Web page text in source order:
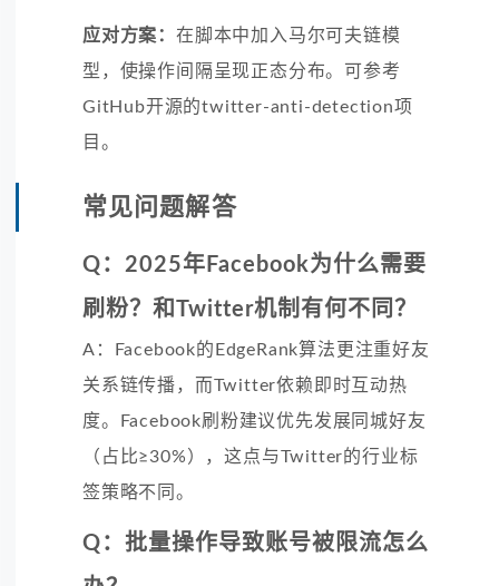
应对方案： 在脚本中加入马尔可夫链模
型，使操作间隔呈现正态分布。可参考
GitHub开源的twitter-anti-detection项
目。
常见问题解答
Q：2025年Facebook为什么需要
刷粉？和Twitter机制有何不同？
A：Facebook的EdgeRank算法更注重好友
关系链传播，而Twitter依赖即时互动热
度。Facebook刷粉建议优先发展同城好友
（占比≥30%），这点与Twitter的行业标
签策略不同。
Q：批量操作导致账号被限流怎么